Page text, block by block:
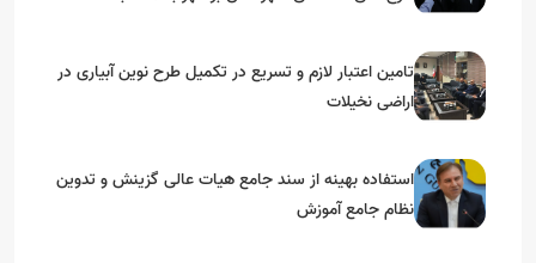
تامین اعتبار لازم و تسریع در تکمیل طرح نوین آبیاری در
اراضی نخیلات
استفاده بهینه از سند جامع هیات عالی گزینش و‌ تدوین
نظام جامع آموزش